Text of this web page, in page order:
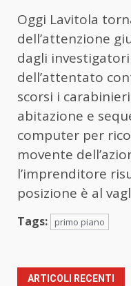
Oggi Lavitola
dell’attenzione
dagli
dell’attentato
scorsi i
abitazione e
computer per
movente
l’imprenditore
posizione è al
Tags: primo piano
ARTICOLI RECENTI